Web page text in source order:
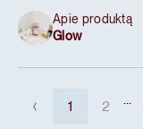
Apie produktą
Glow
1 2 ...